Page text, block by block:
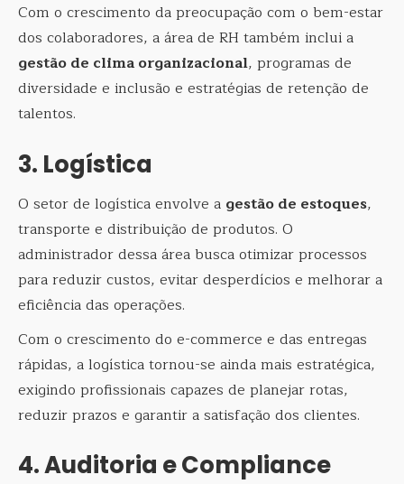
Com o crescimento da preocupação com o bem-estar
dos colaboradores, a área de RH também inclui a
gestão de clima organizacional, programas de
diversidade e inclusão e estratégias de retenção de
talentos.
3. Logística
O setor de logística envolve a gestão de estoques,
transporte e distribuição de produtos. O
administrador dessa área busca otimizar processos
para reduzir custos, evitar desperdícios e melhorar a
eficiência das operações.
Com o crescimento do e-commerce e das entregas
rápidas, a logística tornou-se ainda mais estratégica,
exigindo profissionais capazes de planejar rotas,
reduzir prazos e garantir a satisfação dos clientes.
4. Auditoria e Compliance